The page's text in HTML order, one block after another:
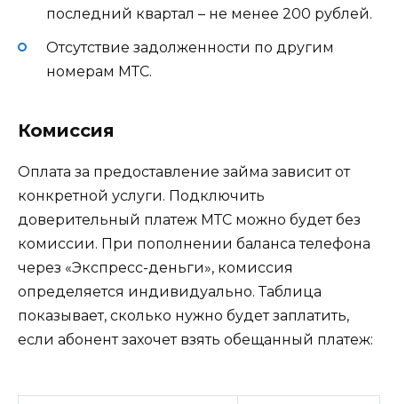
последний квартал – не менее 200 рублей.
Отсутствие задолженности по другим
номерам МТС.
Комиссия
Оплата за предоставление займа зависит от
конкретной услуги. Подключить
доверительный платеж МТС можно будет без
комиссии. При пополнении баланса телефона
через «Экспресс-деньги», комиссия
определяется индивидуально. Таблица
показывает, сколько нужно будет заплатить,
если абонент захочет взять обещанный платеж: